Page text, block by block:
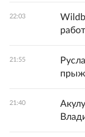
22:03
21:55
21:40